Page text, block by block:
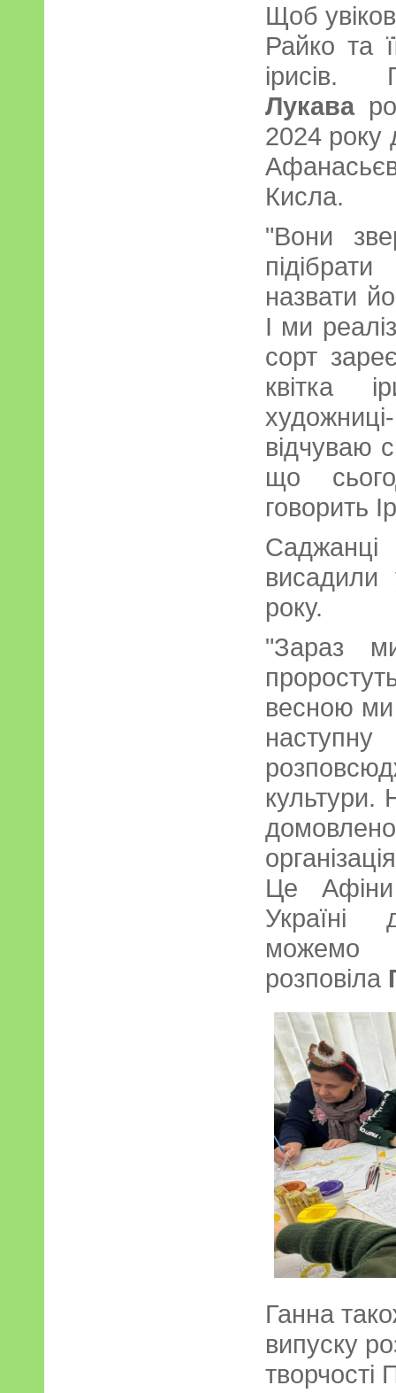
Щоб
Райко та
ірисів.
Лукава
2024 року
Кисла.
"Вони
назвати
І ми
сорт
квітка
відчуваю
що
говорить
Саджанці
висадили
року.
"Зараз
весною
культури.
Це
Україні
розповіла
Ганна
випуску
творчості